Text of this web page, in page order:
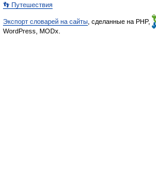
👣 Путешествия
Экспорт словарей на сайты , сделанные на PHP,
WordPress, MODx.